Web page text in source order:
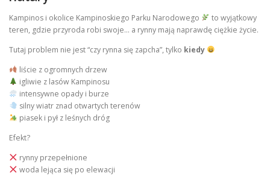
Kampinos i okolice Kampinoskiego Parku Narodowego
to wyjątkowy
teren, gdzie przyroda robi swoje… a rynny mają naprawdę ciężkie życie.
Tutaj problem nie jest “czy rynna się zapcha”, tylko kiedy
liście z ogromnych drzew
igliwie z lasów Kampinosu
intensywne opady i burze
silny wiatr znad otwartych terenów
piasek i pył z leśnych dróg
Efekt?
rynny przepełnione
woda lejąca się po elewacji